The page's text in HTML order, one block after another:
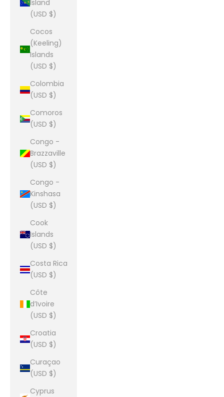
Island
(USD $)
Cocos
(Keeling)
Islands
(USD $)
Colombia
(USD $)
Comoros
(USD $)
Congo -
Brazzaville
(USD $)
Congo -
Kinshasa
(USD $)
Cook
Islands
(USD $)
Costa Rica
(USD $)
Côte
d’Ivoire
(USD $)
Croatia
(USD $)
Curaçao
(USD $)
Cyprus